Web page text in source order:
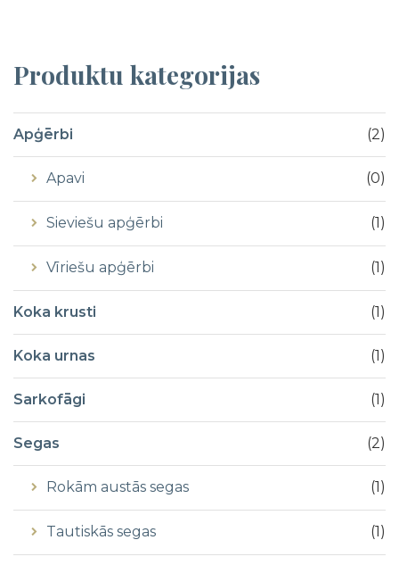
Produktu kategorijas
(2)
Apģērbi
(0)
Apavi
(1)
Sieviešu apģērbi
(1)
Vīriešu apģērbi
(1)
Koka krusti
(1)
Koka urnas
(1)
Sarkofāgi
(2)
Segas
(1)
Rokām austās segas
(1)
Tautiskās segas